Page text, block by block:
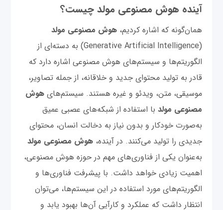
آینده هوش مصنوعی مولد چیست؟
همان‌گونه که اشاره کردیم، هوش مصنوعی مولد
(Generative Artificial Intelligence) به دسته‌ای از
الگوریتم‌ها و سیستم‌های هوش مصنوعی اشاره دارد که
قادر به تولید محتوای جدید و خلاقانه، از جمله تصاویر،
موسیقی، متن، ویدئو و غیره هستند. سیستم‌های هوش
مصنوعی مولد با استفاده از شبکه‌های عصبی عمیق
به‌صورت خودکار و بدون نیاز به دخالت انسان، محتوای
جدیدی را تولید می‌کنند. در آینده،هوش مصنوعی مولد
به‌عنوان یکی از فناوری‌های مهم در حوزه هوش مصنوعی،
اهمیت زیادی خواهد داشت. با پیشرفت فناوری‌ها و
الگوریتم‌های مورد استفاده در این سیستم‌ها، می‌توان
انتظار داشت که عملکرد و کارآیی آن‌ها بهبود یابد و